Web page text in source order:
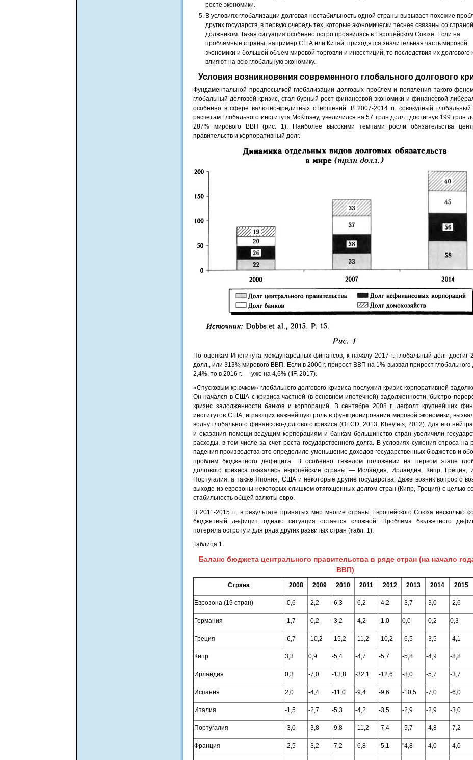
росте экономики.
В условиях глобализации долговая нестабильность одной страны вызывает похожие
других государств, в первую очередь тех, которые экономически теснее связаны со
должником. Такая ситуация особенно остро проявилась в Европейском Союзе. Если на
проблемные страны, например США или Китай, приходятся значительная часть мировой
экономики и большой объем мировой торговли и инвестиций, то последствия их долгового
влияют на всю глобальную экономику.
Условия возникновения современного глобального долгового
Фундаментальной предпосылкой глобализации долговых проблем и появления такого
глобальный долговой кризис, стал бурный рост финансовой экономики и финансовой
особенно в сфере валютно-кредитных отношений. В 2007-2014 гг. совокупный глобальный
расчетам Глобального института McKinsey, увеличился на 57 трлн долл., достигнув 199 трлн
287% мирового ВВП (рис. 1). Наиболее высокими темпами росли обязательства
правительств и корпоративный долг.
По оценкам Института международных финансов, к началу 2017 г. глобальный долг достиг
долл., или 313% мирового ВВП. Если в 2000 г. прирост ВВП на 1% вызвал прирост глобального
2,4%, то в 2016 г. — уже на 4,6% (IIF, 2017).
«Спусковым крючком» глобального долгового кризиса послужил кризис корпоративной
Он начался в США с кризиса частной (в основном ипотечной) задолженности, быстро
кризис задолженности банков и корпораций. В сентябре 2008 г. дефолт крупнейших
институтов США, играющих важнейшую роль в функционировании мировой экономики,
волну глобального финансово-долгового кризиса (OECD, 2013; Kheyfets, 2012). Для его
и оказания помощи ведущим корпорациям и банкам большинство стран увеличили
расходы, в том числе за счет роста государственного долга. В условиях сужения спроса на
падения производства это определило уменьшение доходов государственных бюджетов и
проблем бюджетного дефицита. В особенно тяжелом положении на первом этапе
долгового кризиса оказались европейские страны — Исландия, Ирландия, Кипр, Греция,
Португалия, а также Япония, США и некоторые другие государства. Даже возник вопрос о
выходе из еврозоны некоторых слишком отягощенных долгом стран (Кипр, Греция) с целью
стабильность общей валюты евро.
В 2011-2015 гг. в результате принятых мер многие страны Европейского Союза несколько
бюджетный дефицит, однако ситуация остается сложной. Проблема бюджетного
потеряла остроту и для ряда других развитых стран (табл. 1).
Таблица 1
Баланс бюджета центрального правительства в ряде стран (на начало
ВВП)
Страна 2008 2009 2010 2011 2012 2013 2014 2015
Еврозона (19 стран) -0,6 -2,2 -6,3 -6,2 -4,2 -3,7 -3,0 -2,6
Германия -1,7 -0,2 -3,2 -4,2 -1,0 0,0 -0,2 0,3
Греция -6,7 -10,2 -15,2 -11,2 -10,2 -6,5 -3,5 -4,1
Кипр 3,3 0,9 -5,4 -4,7 -5,7 -5,8 -4,9 -8,8
Ирландия 0,3 -7,0 -13,8 -32,1 -12,6 -8,0 -5,7 -3,7
Испания 2,0 -4,4 -11,0 -9,4 -9,6 -10,5 -7,0 -6,0
Италия -1,5 -2,7 -5,3 -4,2 -3,5 -2,9 -2,9 -3,0
Португалия -3,0 -3,8 -9,8 -11,2 -7,4 -5,7 -4,8 -7,2
Франция -2,5 -3,2 -7,2 -6,8 -5,1 "4,8 -4,0 -4,0